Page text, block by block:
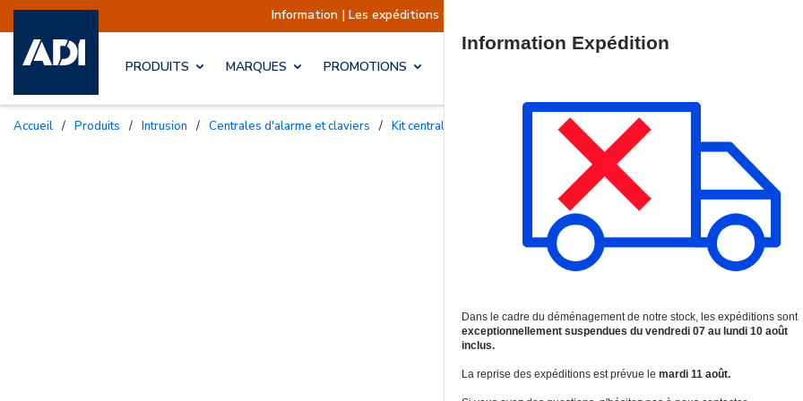
Information | Les expéditions sont actuellement suspendues Reprise prévue
PRODUITS MARQUES PROMOTIONS
Accueil / Produits / Intrusion / Centrales d'alarme et claviers / Kit centrales d'alarme